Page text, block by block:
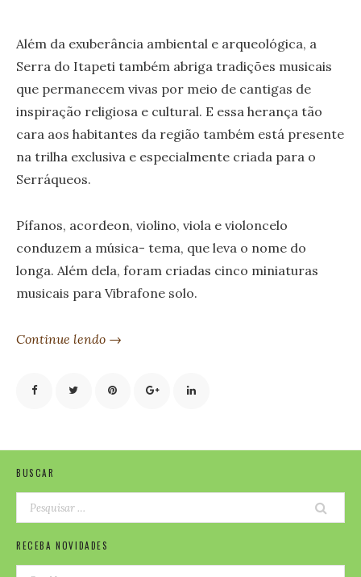
Além da exuberância ambiental e arqueológica, a
Serra do Itapeti também abriga tradições musicais
que permanecem vivas por meio de cantigas de
inspiração religiosa e cultural. E essa herança tão
cara aos habitantes da região também está presente
na trilha exclusiva e especialmente criada para o
Serráqueos.
Pífanos, acordeon, violino, viola e violoncelo
conduzem a música- tema, que leva o nome do
longa. Além dela, foram criadas cinco miniaturas
musicais para Vibrafone solo.
Continue lendo →
BUSCAR
RECEBA NOVIDADES